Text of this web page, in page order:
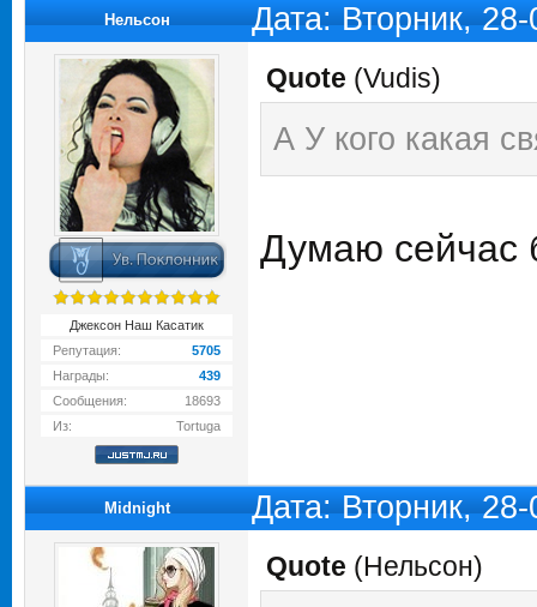
Нельсон Дата: Вторник,
Джексон Наш Касатик
Репутация:
5705
Награды:
439
Сообщения:
18693
Из:
Tortuga
Quote (Vudis)
А У кого какая
Думаю сейчас
Midnight Дата: Вторник,
Quote (Нельсон)